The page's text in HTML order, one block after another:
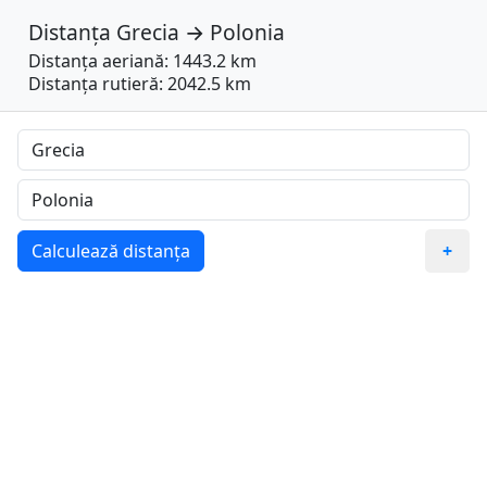
Distanța Grecia → Polonia
Distanța aeriană: 1443.2 km
Distanța rutieră: 2042.5 km
Calculează distanța +